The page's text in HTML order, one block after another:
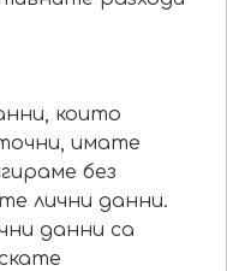
които
имате
без
лични данни.
данни са